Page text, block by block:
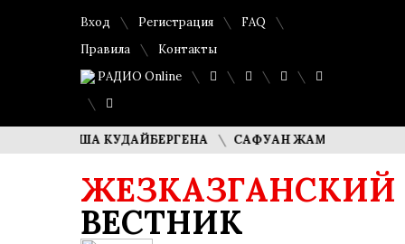
Вход Регистрация
FAQ
Правила
Контакты
РАДИО Online
КУДАЙБЕРГЕНА САФУАН ЖАМПЕИСОВ: «МЫ
ЖЕЗКАЗГАНСКИЙ
ВЕСТНИК